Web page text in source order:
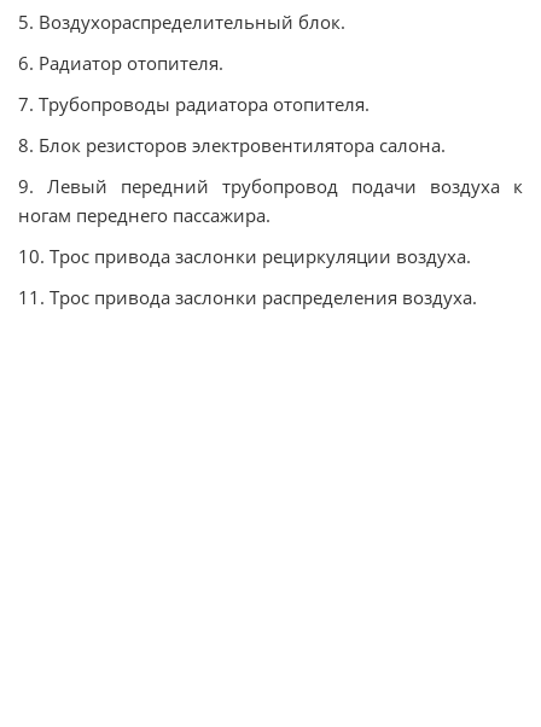
5. Воздухораспределительный блок.
6. Радиатор отопителя.
7. Трубопроводы радиатора отопителя.
8. Блок резисторов электровентилятора салона.
9. Левый передний трубопровод подачи воздуха к
ногам переднего пассажира.
10. Трос привода заслонки рециркуляции воздуха.
11. Трос привода заслонки распределения воздуха.